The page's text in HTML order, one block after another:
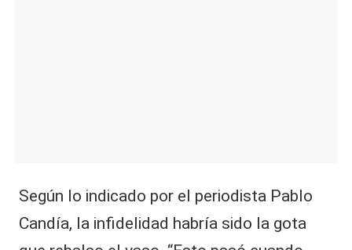
Según lo indicado por el periodista Pablo
Candía, la infidelidad habría sido la gota